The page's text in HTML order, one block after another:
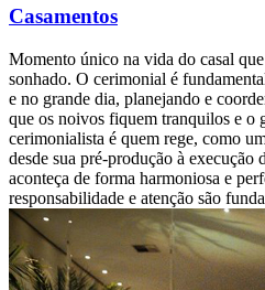
Casamentos
Momento único na vida do casal
sonhado. O cerimonial é
e no grande dia, planejando e
que os noivos fiquem tranquilos e o
cerimonialista é quem rege, como
desde sua pré-produção à execução
aconteça de forma harmoniosa e
responsabilidade e atenção são